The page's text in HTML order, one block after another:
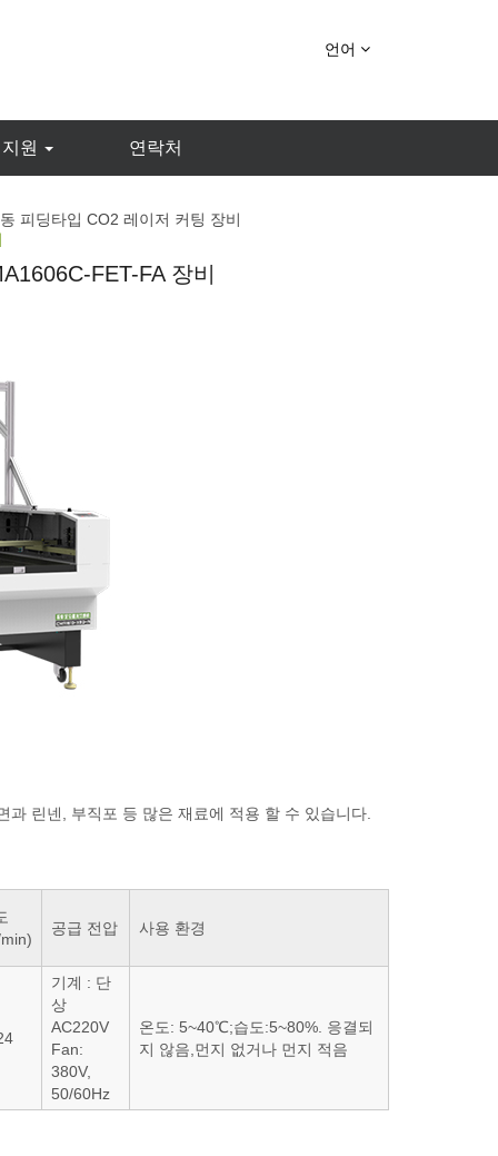
언어
원 연락처
피딩타입 CO2 레이저 커팅 장비
FET-FA 장비
린넨, 부직포 등 많은 재료에 적용 할 수 있습니다.
공급 전압 사용 환경
기계 : 단
상
AC220V
Fan:
380V,
50/60Hz
온도: 5~40℃;습도:5~80%. 응결되
지 않음,먼지 없거나 먼지 적음